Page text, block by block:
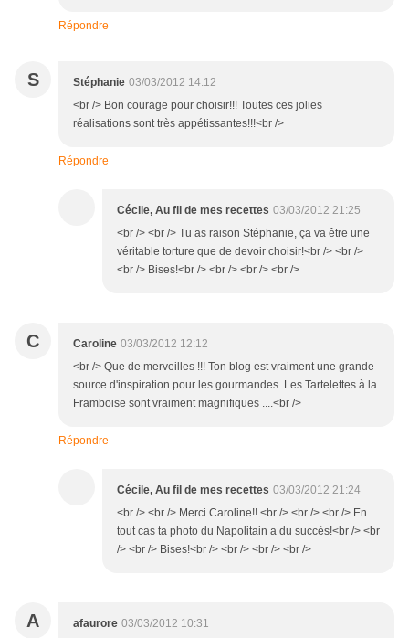
Répondre
S Stéphanie 03/03/2012 14:12
<br /> Bon courage pour choisir!!! Toutes ces jolies
réalisations sont très appétissantes!!!<br />
Répondre
Cécile, Au fil de mes recettes 03/03/2012 21:25
<br /> <br /> Tu as raison Stéphanie, ça va être une
véritable torture que de devoir choisir!<br /> <br />
<br /> Bises!<br /> <br /> <br /> <br />
C Caroline 03/03/2012 12:12
<br /> Que de merveilles !!! Ton blog est vraiment une grande
source d'inspiration pour les gourmandes. Les Tartelettes à la
Framboise sont vraiment magnifiques ....<br />
Répondre
Cécile, Au fil de mes recettes 03/03/2012 21:24
<br /> <br /> Merci Caroline!! <br /> <br /> <br /> En
tout cas ta photo du Napolitain a du succès!<br /> <br
/> <br /> Bises!<br /> <br /> <br /> <br />
A afaurore 03/03/2012 10:31